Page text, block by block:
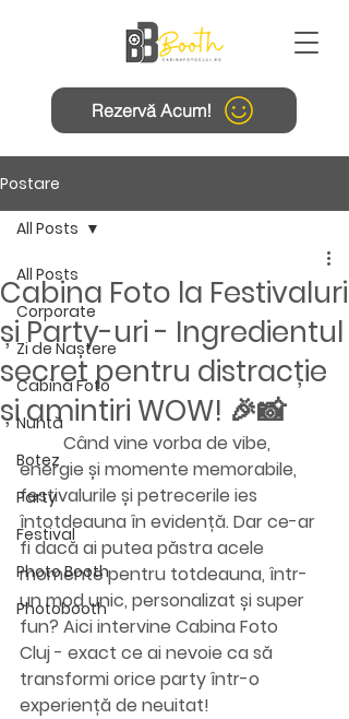
Rezervă Acum!
Postare
All Posts
Corporate
Zi de Naștere
Cabină Foto
Nuntă
Botez
Party
Festival
Photo Booth
Photobooth
All Posts
Cabina Foto la Festivaluri
și Party-uri - Ingredientul
secret pentru distracție
și amintiri WOW! 🎉📸
energie și momente memorabile,
festivalurile și petrecerile ies
întotdeauna în evidență. Dar ce-ar
fi dacă ai putea păstra acele
momente pentru totdeauna, într-
un mod unic, personalizat și super
fun? Aici intervine Cabina Foto
Cluj - exact ce ai nevoie ca să
transformi orice party într-o
experiență de neuitat!